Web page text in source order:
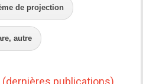
de projection
autre